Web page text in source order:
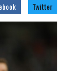
Twitter